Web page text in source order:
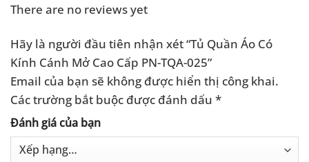
There are no reviews yet
Hãy là người đầu tiên nhận xét “Tủ Quần Áo Có
Kính Cánh Mở Cao Cấp PN-TQA-025”
Email của bạn sẽ không được hiển thị công khai.
Các trường bắt buộc được đánh dấu *
Đánh giá của bạn